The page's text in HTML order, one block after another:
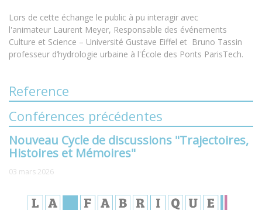
Lors de cette échange le public à pu interagir avec
l'animateur Laurent Meyer, Responsable des événements
Culture et Science – Université Gustave Eiffel et Bruno Tassin
professeur d’hydrologie urbaine à l'École des Ponts ParisTech.
Reference
Conférences précédentes
Nouveau Cycle de discussions "Trajectoires,
Histoires et Mémoires"
03 mars 2026